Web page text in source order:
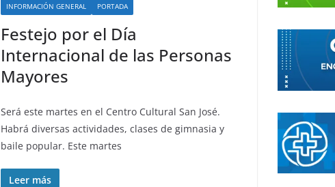
INFORMACIÓN GENERAL PORTADA
Festejo por el Día
Internacional de las Personas
Mayores
Será este martes en el Centro Cultural San José.
Habrá diversas actividades, clases de gimnasia y
baile popular. Este martes
Leer más